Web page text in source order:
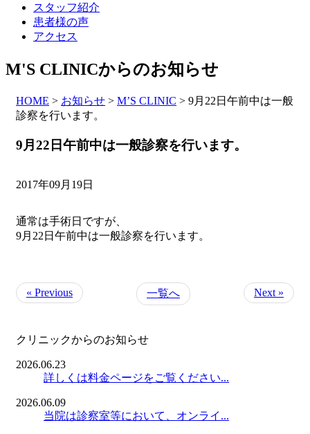
スタッフ紹介
患者様の声
アクセス
M'S CLINICからのお知らせ
HOME > お知らせ > M’S CLINIC > 9月22日午前中は一般
診察を行います。
9月22日午前中は一般診察を行います。
2017年09月19日
通常は手術日ですが、
9月22日午前中は一般診察を行います。
« Previous 一覧へ Next »
クリニックからのお知らせ
2026.06.23
詳しくは料金ページをご覧ください...
2026.06.09
当院は診察室等において、オンライ...